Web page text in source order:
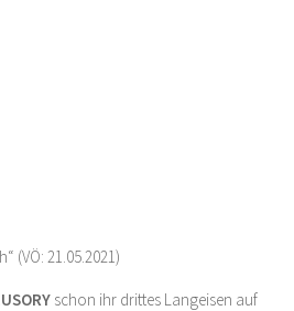
(VÖ: 21.05.2021)
schon ihr drittes Langeisen auf